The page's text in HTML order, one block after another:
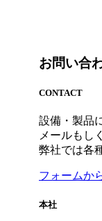
お問い合
CONTACT
設備・製品
メールもし
弊社では各
フォームか
本社